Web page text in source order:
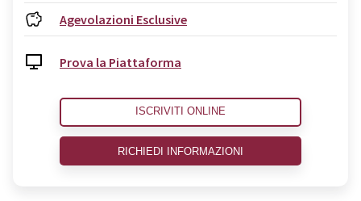
Agevolazioni Esclusive
Prova la Piattaforma
ISCRIVITI ONLINE
RICHIEDI INFORMAZIONI